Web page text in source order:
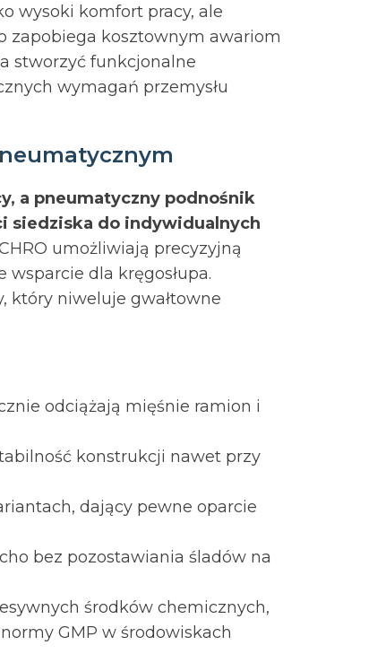
wysoki komfort pracy, ale
zapobiega kosztownym awariom
stworzyć funkcjonalne
wymagań przemysłu
a pneumatyczny podnośnik
siedziska do indywidualnych
umożliwiają precyzyjną
dla kręgosłupa.
który niweluje gwałtowne
odciążają mięśnie ramion i
konstrukcji nawet przy
dający pewne oparcie
bez pozostawiania śladów na
środków chemicznych,
GMP w środowiskach